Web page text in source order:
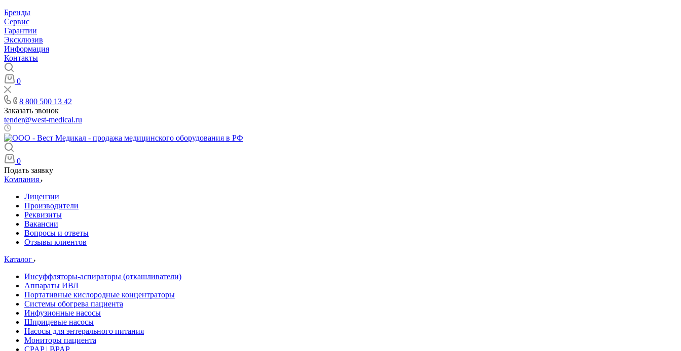
Бренды
Сервис
Гарантии
Эксклюзив
Информация
Контакты
0
8 800 500 13 42
Заказать звонок
tender@west-medical.ru
0
Подать заявку
Компания
Лицензии
Производители
Реквизиты
Вакансии
Вопросы и ответы
Отзывы клиентов
Каталог
Инсуффляторы-аспираторы (откашливатели)
Аппараты ИВЛ
Портативные кислородные концентраторы
Системы обогрева пациента
Инфузионные насосы
Шприцевые насосы
Насосы для энтерального питания
Мониторы пациента
CPAP | BPAP